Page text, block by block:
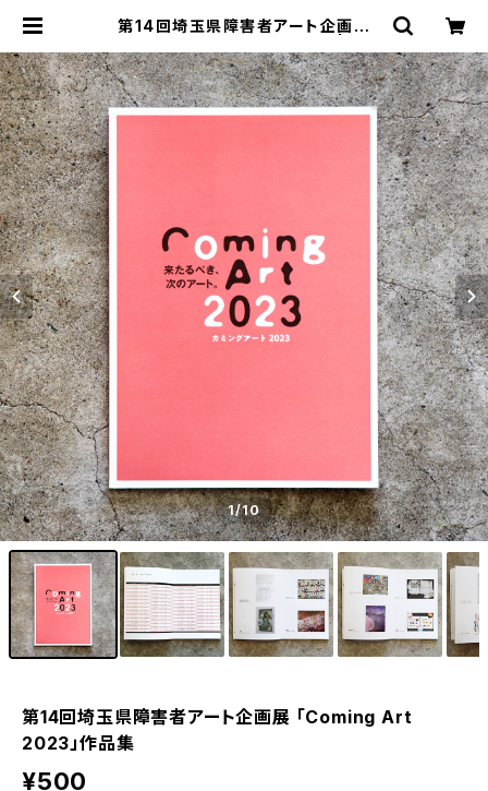
第14回埼玉県障害者アート企画展
集 kobosyu
1/10
第14回埼玉県障害者アート企画展 「Coming Art
2023」作品集
¥500